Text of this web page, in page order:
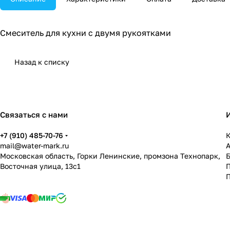
Смеситель для кухни с двумя рукоятками
Назад к списку
Связаться с нами
+7 (910) 485-70-76
mail@water-mark.ru
Московская область, Горки Ленинские, промзона Технопарк,
Восточная улица, 13с1